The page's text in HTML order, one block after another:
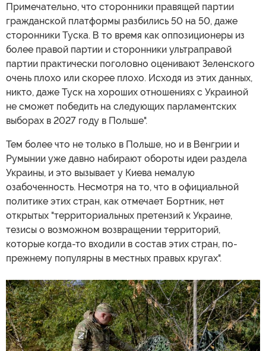
Примечательно, что сторонники правящей партии
гражданской платформы разбились 50 на 50, даже
сторонники Туска. В то время как оппозиционеры из
более правой партии и сторонники ультраправой
партии практически поголовно оценивают Зеленского
очень плохо или скорее плохо. Исходя из этих данных,
никто, даже Туск на хороших отношениях с Украиной
не сможет победить на следующих парламентских
выборах в 2027 году в Польше".
Тем более что не только в Польше, но и в Венгрии и
Румынии уже давно набирают обороты идеи раздела
Украины, и это вызывает у Киева немалую
озабоченность. Несмотря на то, что в официальной
политике этих стран, как отмечает Бортник, нет
открытых "территориальных претензий к Украине,
тезисы о возможном возвращении территорий,
которые когда-то входили в состав этих стран, по-
прежнему популярны в местных правых кругах".